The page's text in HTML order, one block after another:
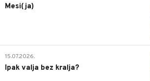
Mesi(ja)
15.07.2026.
Ipak valja bez kralja?